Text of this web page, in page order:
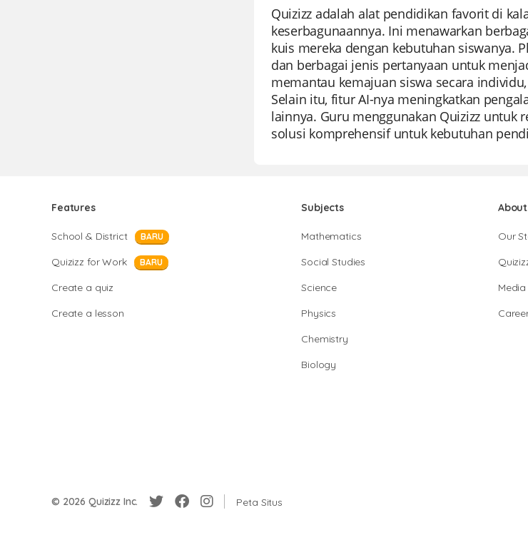
Quizizz adalah alat pendidikan favorit di
keserbagunaannya. Ini menawarkan
kuis mereka dengan kebutuhan siswanya.
dan berbagai jenis pertanyaan untuk
memantau kemajuan siswa secara
Selain itu, fitur AI-nya meningkatkan
lainnya. Guru menggunakan Quizizz
solusi komprehensif untuk kebutuhan
Features
School & District BARU
Quizizz for Work BARU
Create a quiz
Create a lesson
Subjects
Mathematics
Social Studies
Science
Physics
Chemistry
Biology
About
Our
© 2026 Quizizz Inc. Peta Situs